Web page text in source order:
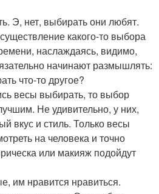
Э, нет, выбирать они любят.
какого-то выбора
наслаждаясь, видимо,
начинают размышлять:
что-то другое?
весы выбирать, то выбор
Не удивительно, у них,
вкус и стиль. Только весы
на человека и точно
или макияж подойдут
им нравится нравиться.